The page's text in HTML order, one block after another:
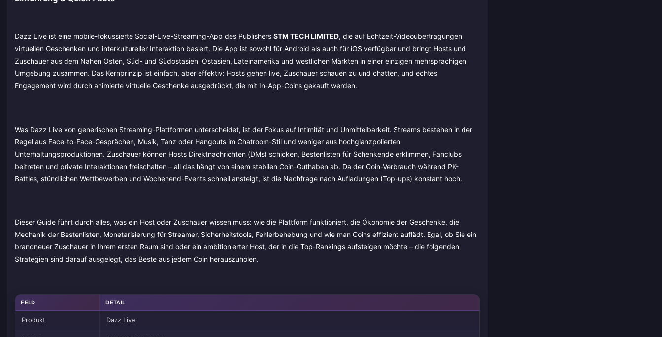
Dazz Live ist eine mobile-fokussierte Social-Live-Streaming-App des Publishers STM TECH LIMITED, die auf Echtzeit-Videoübertragungen,
virtuellen Geschenken und interkultureller Interaktion basiert. Die App ist sowohl für Android als auch für iOS verfügbar und bringt Hosts und
Zuschauer aus dem Nahen Osten, Süd- und Südostasien, Ostasien, Lateinamerika und westlichen Märkten in einer einzigen mehrsprachigen
Umgebung zusammen. Das Kernprinzip ist einfach, aber effektiv: Hosts gehen live, Zuschauer schauen zu und chatten, und echtes
Engagement wird durch animierte virtuelle Geschenke ausgedrückt, die mit In-App-Coins gekauft werden.
Was Dazz Live von generischen Streaming-Plattformen unterscheidet, ist der Fokus auf Intimität und Unmittelbarkeit. Streams bestehen in der
Regel aus Face-to-Face-Gesprächen, Musik, Tanz oder Hangouts im Chatroom-Stil und weniger aus hochglanzpolierten
Unterhaltungsproduktionen. Zuschauer können Hosts Direktnachrichten (DMs) schicken, Bestenlisten für Schenkende erklimmen, Fanclubs
beitreten und private Interaktionen freischalten – all das hängt von einem stabilen Coin-Guthaben ab. Da der Coin-Verbrauch während PK-
Battles, stündlichen Wettbewerben und Wochenend-Events schnell ansteigt, ist die Nachfrage nach Aufladungen (Top-ups) konstant hoch.
Dieser Guide führt durch alles, was ein Host oder Zuschauer wissen muss: wie die Plattform funktioniert, die Ökonomie der Geschenke, die
Mechanik der Bestenlisten, Monetarisierung für Streamer, Sicherheitstools, Fehlerbehebung und wie man Coins effizient auflädt. Egal, ob Sie ein
brandneuer Zuschauer in Ihrem ersten Raum sind oder ein ambitionierter Host, der in die Top-Rankings aufsteigen möchte – die folgenden
Strategien sind darauf ausgelegt, das Beste aus jedem Coin herauszuholen.
FELD DETAIL
Produkt Dazz Live